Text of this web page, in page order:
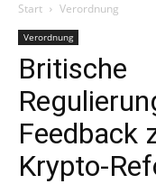
Start Verordnung
Verordnung
Britische
Feedback
Krypto-